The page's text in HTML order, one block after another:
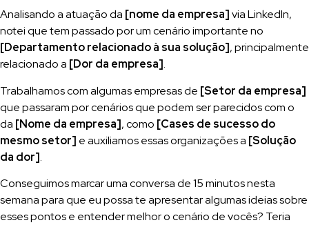
Analisando a atuação da [nome da empresa]via LinkedIn,
notei que tem passado por um cenário importante no
[Departamento relacionado à sua solução], principalmente
relacionado a [Dor da empresa].
Trabalhamos com algumas empresas de [Setor da empresa]
que passaram por cenários que podem ser parecidos com o
da [Nome da empresa], como [Cases de sucesso do
mesmo setor] e auxiliamos essas organizações a [Solução
da dor].
Conseguimos marcar uma conversa de 15 minutos nesta
semana para que eu possa te apresentar algumas ideias sobre
esses pontos e entender melhor o cenário de vocês? Teria